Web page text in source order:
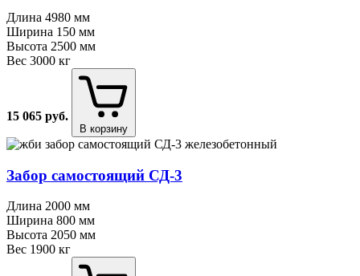
Длина 4980 мм
Ширина 150 мм
Высота 2500 мм
Вес 3000 кг
15 065 руб.
В корзину
Забор самостоящий СД⁠-⁠3
Длина 2000 мм
Ширина 800 мм
Высота 2050 мм
Вес 1900 кг